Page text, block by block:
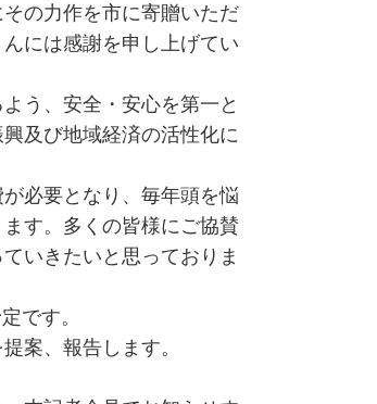
の力作を市に寄贈いただ
には感謝を申し上げてい
う、安全・安心を第一と
及び地域経済の活性化に
必要となり、毎年頭を悩
す。多くの皆様にご協賛
いきたいと思っておりま
です。
案、報告します。